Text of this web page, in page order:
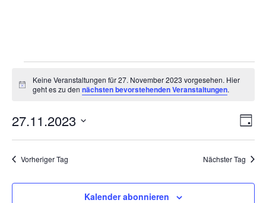
für
November
2023
Hinweis
Keine Veranstaltungen für 27. November 2023 vorgesehen. Hier
geht es zu dennächsten bevorstehenden Veranstaltungen.
Tag
27.11.2023
Vorheriger Tag Nächster Tag
Kalender abonnieren